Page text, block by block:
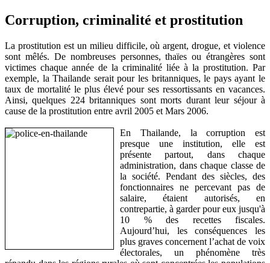
Corruption, criminalité et prostitution
La prostitution est un milieu difficile, où argent, drogue, et violence
sont mêlés. De nombreuses personnes, thaïes ou étrangères sont
victimes chaque année de la criminalité liée à la prostitution. Par
exemple, la Thailande serait pour les britanniques, le pays ayant le
taux de mortalité le plus élevé pour ses ressortissants en vacances.
Ainsi, quelques 224 britanniques sont morts durant leur séjour à
cause de la prostitution entre avril 2005 et Mars 2006.
En Thailande, la corruption est
presque une institution, elle est
présente partout, dans chaque
administration, dans chaque classe de
la société. Pendant des siècles, des
fonctionnaires ne percevant pas de
salaire, étaient autorisés, en
contrepartie, à garder pour eux jusqu'à
10 % des recettes fiscales.
Aujourd’hui, les conséquences les
plus graves concernent l’achat de voix
électorales, un phénomène très